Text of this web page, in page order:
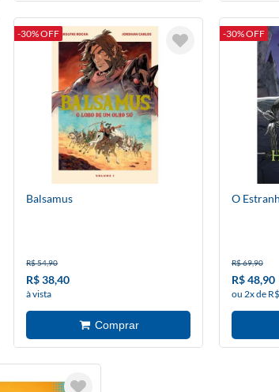
-30% OFF
Balsamus
R$ 54,90
R$ 38,40
à vista
-30% OFF
O
R$ 69,90
R$ 48,90
ou 2x de